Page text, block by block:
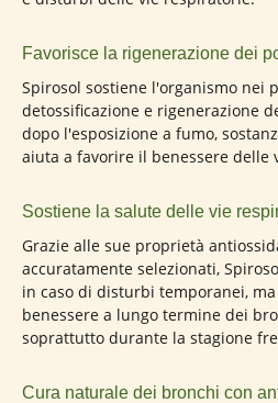
Favorisce la rigenerazione dei
Spirosol sostiene l'organismo nei
detossificazione e rigenerazione
dopo l'esposizione a fumo,
aiuta a favorire il benessere delle
Sostiene la salute delle vie
Grazie alle sue proprietà
accuratamente selezionati,
in caso di disturbi temporanei,
benessere a lungo termine dei
soprattutto durante la stagione
Cura naturale dei bronchi con